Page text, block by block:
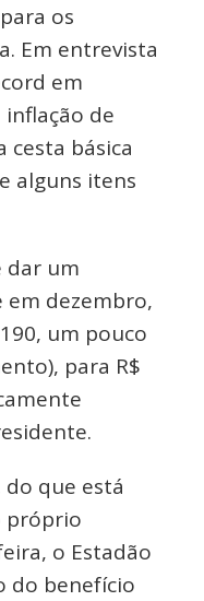
os
Em entrevista
em
de
cesta básica
alguns itens
dar um
em dezembro,
um pouco
para R$
que está
próprio
o Estadão
do benefício